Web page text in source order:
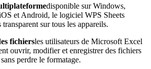
disponible sur Windows,
et Android, le logiciel WPS Sheets
transparent sur tous les appareils.
fichiersles utilisateurs de Microsoft Excel
ouvrir, modifier et enregistrer des fichiers
perdre le formatage.